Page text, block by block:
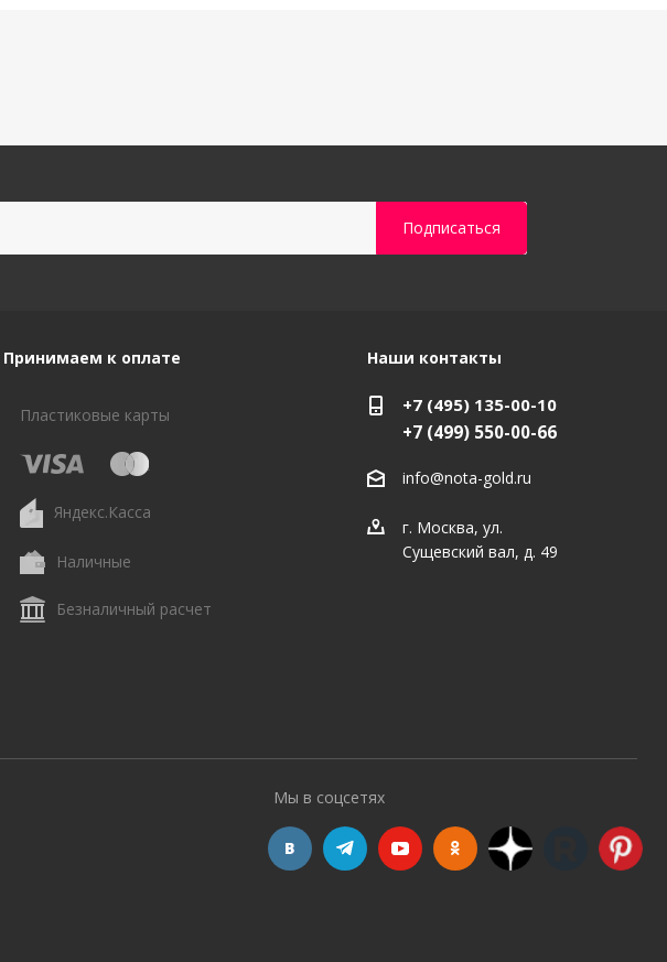
Принимаем к оплате
Пластиковые карты
Яндекс.Касса
Наличные
Безналичный расчет
Наши контакты
+7 (495) 135-00-10
+7 (499) 550-00-66
info@nota-gold.ru
г. Москва, ул.
Сущевский вал, д. 49
Мы в соцсетях